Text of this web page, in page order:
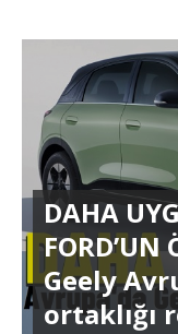
DAHA
Geely
ortaklığı